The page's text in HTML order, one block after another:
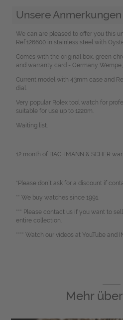
Unsere Anmerkungen
We can are pleased to offer you this
Ref.126600 in stainless steel with
Comes with the original box, green
and warranty card - Germany Wempe,
Current model with 43mm case and
dial.
Very popular Rolex tool watch for
suitable for use up to 1220m.
Waiting list.
12 month of BACHMANN & SCHER
*Please don`t ask for a discount if
** We buy watches since 1991.
*** Please contact us if you want to
entire collection.
**** Watch our videos at YouTube and
Mehr über